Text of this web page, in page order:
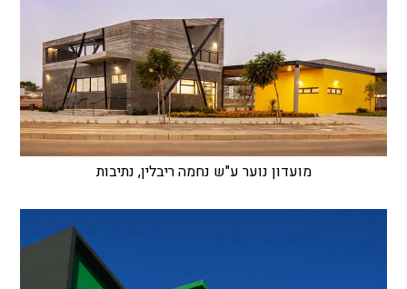
מועדון נוער ע"ש נחמה ריבלין, נתיבות